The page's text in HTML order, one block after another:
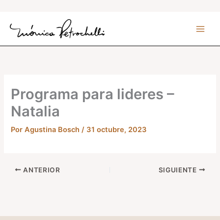
contenido
Programa para lideres –
Natalia
PorAgustina Bosch/ 31 octubre, 2023
ANTERIOR SIGUIENTE